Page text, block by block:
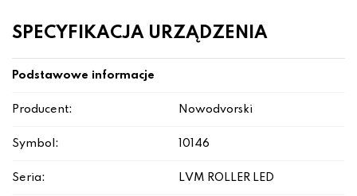
SPECYFIKACJA URZĄDZENIA
Podstawowe informacje
Producent: Nowodvorski
Symbol: 10146
Seria: LVM ROLLER LED